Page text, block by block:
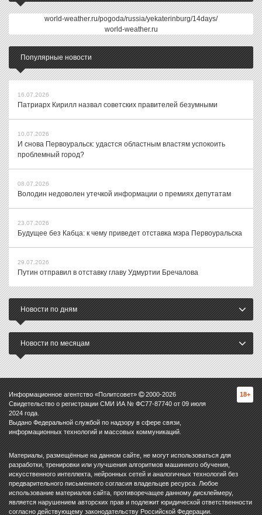
world-weather.ru/pogoda/russia/yekaterinburg/14days/
world-weather.ru
Популярные новости
16.07.2026
Патриарх Кирилл назвал советских правителей безумными
10.07.2026
И снова Первоуральск: удастся областным властям успокоить
проблемный город?
08.07.2026
Володин недоволен утечкой информации о премиях депутатам
23.07.2026
Будущее без Кабца: к чему приведет отставка мэра Первоуральска
29.07.2026
Путин отправил в отставку главу Удмуртии Бречалова
Новости по дням
Новости по месяцам
Информационное агентство «Политсовет» 2000-2026
Свидетельство о регистрации СМИ ИА № ФС77-87740 от 09 июля
2024 года.
Выдано Федеральной службой по надзору в сфере связи,
информационных технологий и массовых коммуникаций.
18+
Материалы, размещённые на данном сайте, не могут использоваться для
разработки, тренировки или улучшения алгоритмов машинного обучения,
искусственного интеллекта, нейронных сетей и аналогичных технологий без
предварительного письменного согласия владельцев ресурса. Любое
использование материалов сайта, противоречащее данному дисклеймеру,
является нарушением авторских прав и подлежит юридической ответственности
согласно действующему законодательству Российской Федерации.